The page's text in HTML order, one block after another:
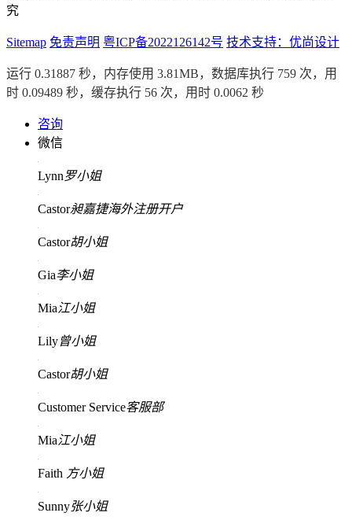
究
Sitemap 免责声明 粤ICP备2022126142号 技术支持：优尚设计
运行 0.31887 秒，内存使用 3.81MB，数据库执行 759 次，用
时 0.09489 秒，缓存执行 56 次，用时 0.0062 秒
咨询
微信
Lynn罗小姐
Castor昶嘉捷海外注册开户
Castor胡小姐
Gia李小姐
Mia江小姐
Lily曾小姐
Castor胡小姐
Customer Service客服部
Mia江小姐
Faith 方小姐
Sunny张小姐